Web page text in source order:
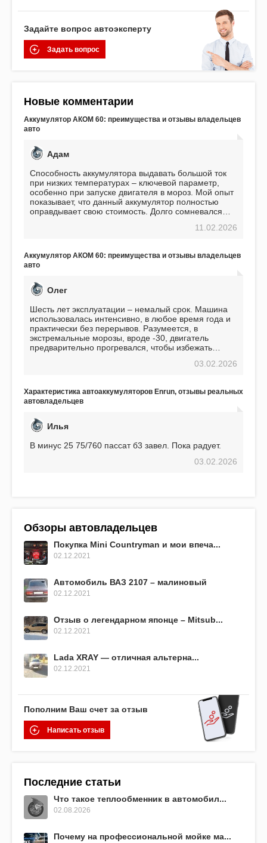
Задайте вопрос автоэксперту
Задать вопрос
Новые комментарии
Аккумулятор АКОМ 60: преимущества и отзывы владельцев
авто
Адам
Способность аккумулятора выдавать большой ток
при низких температурах – ключевой параметр,
особенно при запуске двигателя в мороз. Мой опыт
показывает, что данный аккумулятор полностью
оправдывает свою стоимость. Долго сомневался
пожалел. Считаю, что это отличное вложение,11.02.2026
Аккумулятор АКОМ 60: преимущества и отзывы владельцев
авто
Олег
Шесть лет эксплуатации – немалый срок. Машина
использовалась интенсивно, в любое время года и
практически без перерывов. Разумеется, в
экстремальные морозы, вроде -30, двигатель
предварительно прогревался, чтобы избежать
использования не было ни единой поломки,
EFB 75. Судя по характеристикам, он даже
превосходит предыдущую модель.
03.02.2026
Характеристика автоаккумуляторов Enrun, отзывы реальных
автовладельцев
Илья
В минус 25 75/760 пассат б3 завел. Пока радует.
03.02.2026
Обзоры автовладельцев
Покупка Mini Countryman и мои впеча...
02.12.2021
Автомобиль ВАЗ 2107 – малиновый
02.12.2021
Отзыв о легендарном японце – Mitsub...
02.12.2021
Lada XRAY — отличная альтерна...
02.12.2021
Пополним Ваш счет за отзыв
Написать отзыв
Последние статьи
Что такое теплообменник в автомобил...
02.08.2026
Почему на профессиональной мойке ма...